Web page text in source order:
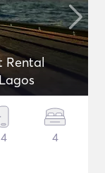
Rental
4 4